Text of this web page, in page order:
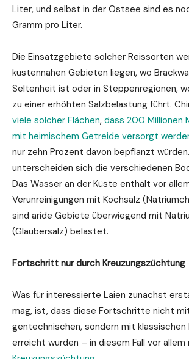
Liter, und selbst in der Ostsee sind es
Gramm pro Liter.
Die Einsatzgebiete solcher Reissorten
küstennahen Gebieten liegen, wo
Seltenheit ist oder in Steppenregionen,
zu einer erhöhten Salzbelastung führt.
viele solcher Flächen, dass 200 Millionen
mit heimischem Getreide versorgt
nur zehn Prozent davon bepflanzt
unterscheiden sich die verschiedenen
Das Wasser an der Küste enthält vor
Verunreinigungen mit Kochsalz
sind aride Gebiete überwiegend mit
(Glaubersalz) belastet.
Fortschritt nur durch Kreuzungszüchtung
Was für interessierte Laien zunächst
mag, ist, dass diese Fortschritte nicht
gentechnischen, sondern mit klassischen
erreicht wurden – in diesem Fall vor